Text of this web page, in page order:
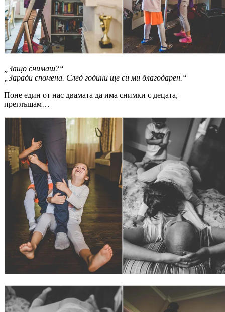
„Защо снимаш?“
„Заради спомена. След години ще си ми благодарен.“
Поне един от нас двамата да има снимки с децата,
преглъщам…